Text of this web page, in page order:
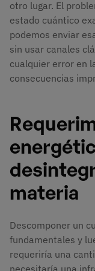
otro lugar. El
estado cuántico
podemos enviar
sin usar canales
cualquier error en
consecuencias
materia
Descomponer un
fundamentales y
requeriría una